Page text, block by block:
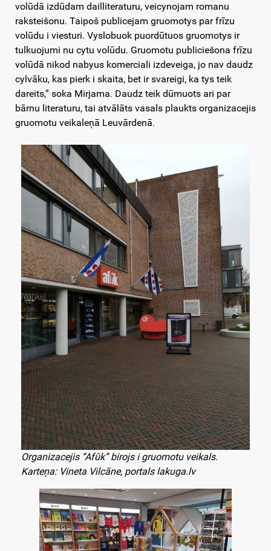
volūdā izdūdam dailliteraturu, veicynojam romanu
raksteišonu. Taipoš publicejam gruomotys par frīzu
volūdu i viesturi. Vyslobuok puordūtuos gruomotys ir
tulkuojumi nu cytu volūdu. Gruomotu publiciešona frīzu
volūdā nikod nabyus komerciali izdeveiga, jo nav daudz
cylvāku, kas pierk i skaita, bet ir svareigi, ka tys teik
dareits,” soka Mirjama. Daudz teik dūmuots ari par
bārnu literaturu, tai atvālāts vasals plaukts organizacejis
gruomotu veikaleņā Leuvārdenā.
Organizacejis “Afûk” birojs i gruomotu veikals.
Karteņa: Vineta Vilcāne, portals lakuga.lv